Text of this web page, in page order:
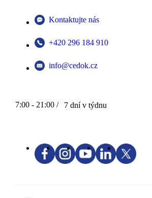
Kontaktujte nás
+420 296 184 910
info@cedok.cz
7:00 - 21:00 / 7 dní v týdnu